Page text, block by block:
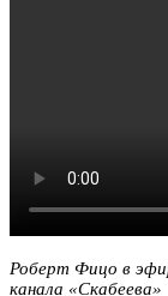
Роберт Фицо в
канала «Скабеева»